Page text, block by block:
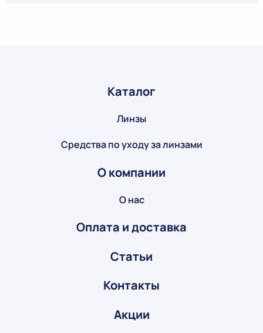
Каталог
Линзы
Средства по уходу за линзами
О компании
О нас
Оплата и доставка
Статьи
Контакты
Акции